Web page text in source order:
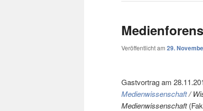
Veröffentlicht am 29.
Gastvortrag am
Medienwissenschaft/
Medienwissenschaft